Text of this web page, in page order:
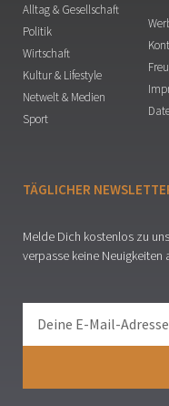
Alltag & Gesellschaft
Politik
Wirtschaft
Kultur & Lifestyle
Netwelt & Medien
Sport
TÄGLICHER
Melde Dich kostenlos zu
verpasse keine Neuigkeiten